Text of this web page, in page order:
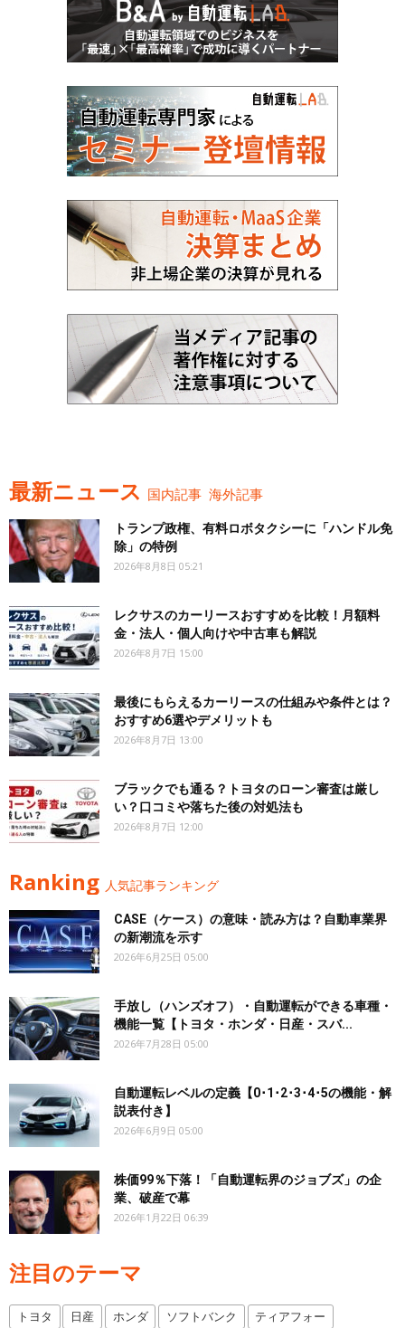
最新ニュース 国内記事 海外記事
トランプ政権、有料ロボタクシーに「ハンドル免
除」の特例
2026年8月8日 05:21
レクサスのカーリースおすすめを比較！月額料
金・法人・個人向けや中古車も解説
2026年8月7日 15:00
最後にもらえるカーリースの仕組みや条件とは？
おすすめ6選やデメリットも
2026年8月7日 13:00
ブラックでも通る？トヨタのローン審査は厳し
い？口コミや落ちた後の対処法も
2026年8月7日 12:00
Ranking 人気記事ランキング
CASE（ケース）の意味・読み方は？自動車業界
の新潮流を示す
2026年6月25日 05:00
手放し（ハンズオフ）・自動運転ができる車種・
機能一覧【トヨタ・ホンダ・日産・スバ...
2026年7月28日 05:00
自動運転レベルの定義【0･1･2･3･4･5の機能・解
説表付き】
2026年6月9日 05:00
株価99％下落！「自動運転界のジョブズ」の企
業、破産で幕
2026年1月22日 06:39
注目のテーマ
トヨタ 日産 ホンダ ソフトバンク ティアフォー